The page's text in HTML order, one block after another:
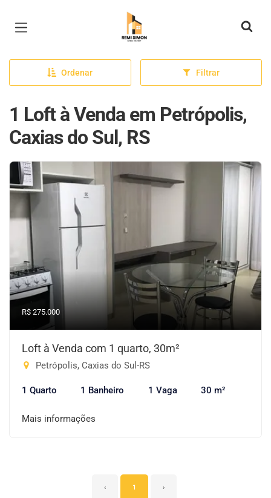
Página inicial
Ordenar Filtrar
1 Loft à Venda em Petrópolis,
Caxias do Sul, RS
R$ 275.000
Loft à Venda com 1 quarto, 30m²
Petrópolis, Caxias do Sul-RS
1 Quarto 1 Banheiro 1 Vaga 30 m²
Mais informações
‹ 1 ›